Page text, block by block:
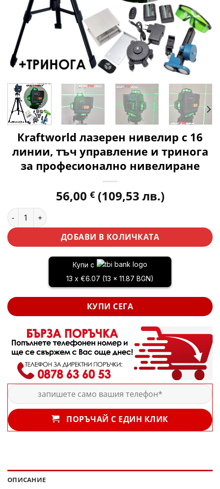
Кraftworld лазерен нивелир с 16
линии, тъч управление и тринога
за професионално нивелиране
56,00 € (109,53 лв.)
количество за Кraftworld лазерен нивелир с 16 линии,
ДОБАВИ В КОЛИЧКАТА
Купи с
13 x €6.07 (13 x 11.87 BGN)
КУПИ СЕГА
ПОРЪЧАЙ С ЕДИН КЛИК
ОПИСАНИЕ